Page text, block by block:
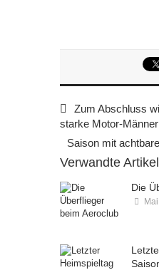
Zum Abschluss
starke Motor-Männer
Saison mit
Verwandte Artikel
Die